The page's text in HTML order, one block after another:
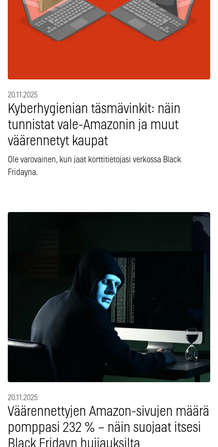
20.11.2025
Kyberhygienian täsmävinkit: näin
tunnistat vale-Amazonin ja muut
väärennetyt kaupat
Ole varovainen, kun jaat korttitietojasi verkossa Black
Fridayna.
20.11.2025
Väärennettyjen Amazon-sivujen määrä
pomppasi 232 % – näin suojaat itsesi
Black Fridayn huijauksilta